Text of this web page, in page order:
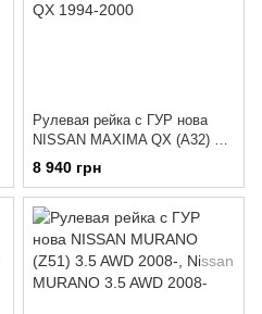
Рулевая рейка с ГУР нова
NISSAN MAXIMA QX (A32) 94-
00
8 940 грн